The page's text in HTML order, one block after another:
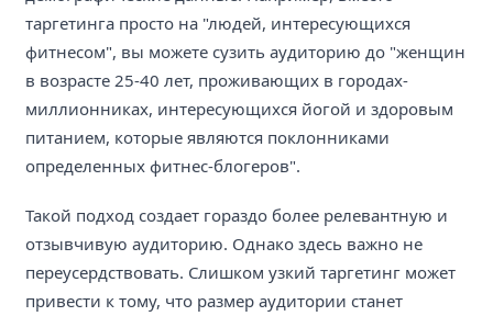
таргетинга просто на "людей, интересующихся
фитнесом", вы можете сузить аудиторию до "женщин
в возрасте 25-40 лет, проживающих в городах-
миллионниках, интересующихся йогой и здоровым
питанием, которые являются поклонниками
определенных фитнес-блогеров".
Такой подход создает гораздо более релевантную и
отзывчивую аудиторию. Однако здесь важно не
переусердствовать. Слишком узкий таргетинг может
привести к тому, что размер аудитории станет